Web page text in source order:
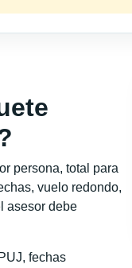
persona, total para
vuelo redondo,
asesor debe
fechas